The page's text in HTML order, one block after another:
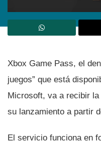
Xbox Game Pass, el
juegos” que está
Microsoft, va a recibir
su lanzamiento a partir
El servicio funciona en